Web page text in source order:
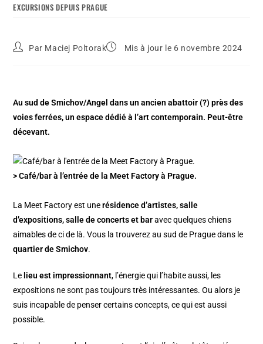
EXCURSIONS DEPUIS PRAGUE
Par Maciej Poltorak Mis à jour le 6 novembre 2024
Au sud de Smichov/Angel dans un ancien abattoir (?) près des
voies ferrées, un espace dédié à l’art contemporain. Peut-être
décevant.
> Café/bar à l’entrée de la Meet Factory à Prague.
La Meet Factory est unerésidence d’artistes, salle
d’expositions, salle de concerts et baravec quelques chiens
aimables de ci de là. Vous la trouverez au sud de Prague dans le
quartier de Smichov.
Le lieu est impressionnant, l’énergie qui l’habite aussi, les
expositions ne sont pas toujours très intéressantes. Ou alors je
suis incapable de penser certains concepts, ce qui est aussi
possible.